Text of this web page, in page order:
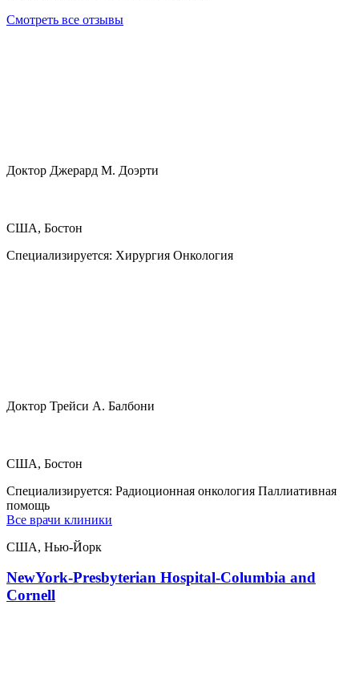
Смотреть все отзывы
Доктор Джерард М. Доэрти
США, Бостон
Специализируется: Хирургия Онкология
Доктор Трейси А. Балбони
США, Бостон
Специализируется: Радиоционная онкология Паллиативная
помощь
Все врачи клиники
США, Нью-Йорк
NewYork-Presbyterian Hospital-Columbia and
Cornell